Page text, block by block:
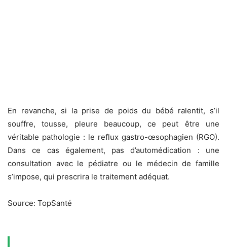
En revanche, si la prise de poids du bébé ralentit, s’il
souffre, tousse, pleure beaucoup, ce peut être une
véritable pathologie : le reflux gastro-œsophagien (RGO).
Dans ce cas également, pas d’automédication : une
consultation avec le pédiatre ou le médecin de famille
s’impose, qui prescrira le traitement adéquat.
Source: TopSanté